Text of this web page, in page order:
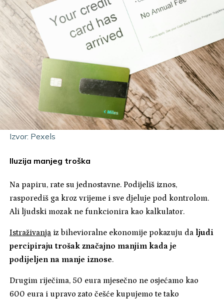
Izvor: Pexels
Iluzija manjeg troška
Na papiru, rate su jednostavne. Podijeliš iznos,
rasporediš ga kroz vrijeme i sve djeluje pod kontrolom.
Ali ljudski mozak ne funkcionira kao kalkulator.
Istraživanja iz bihevioralne ekonomije pokazuju da ljudi
percipiraju trošak značajno manjim kada je
podijeljen na manje iznose.
Drugim riječima, 50 eura mjesečno ne osjećamo kao
600 eura i upravo zato češće kupujemo te tako